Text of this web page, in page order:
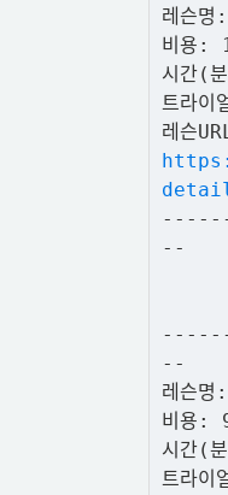
레슨명
비용:
시간(
트라
레슨
--
--
레슨명
비용:
시간(
트라